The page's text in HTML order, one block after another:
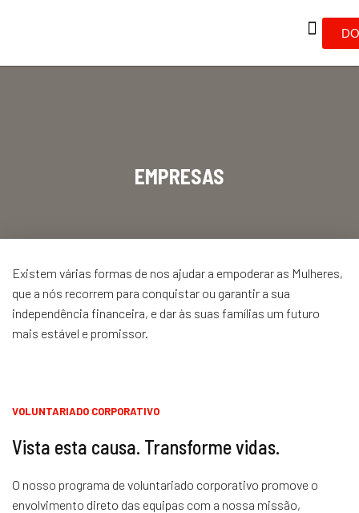
EMPRESAS
Existem várias formas de nos ajudar a empoderar as Mulheres,
que a nós recorrem para conquistar ou garantir a sua
independência financeira, e dar às suas famílias um futuro
mais estável e promissor.
VOLUNTARIADO CORPORATIVO
Vista esta causa. Transforme vidas.
O nosso programa de voluntariado corporativo promove o
envolvimento direto das equipas com a nossa missão,